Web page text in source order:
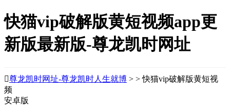
快猫vip破解版黄短视频app更
新版最新版-尊龙凯时网址
尊龙凯时网址-尊龙凯时人生就博 > > 快猫vip破解版黄短视
频
安卓版